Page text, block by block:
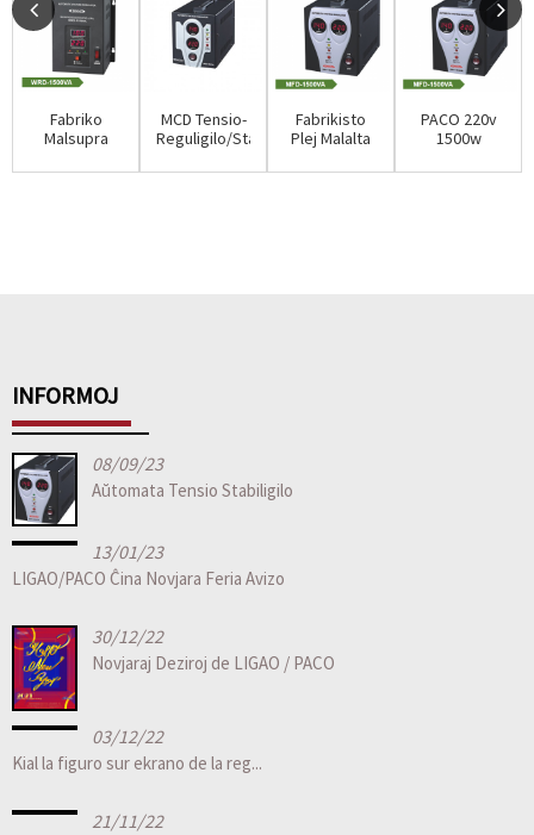
Fabriko
Malsupra
Mingch Tsd
MCD Tensio-
Reguligilo/Stabiligilo
1500w ...
Fabrikisto
Plej Malalta
220v 1500w
PACO 220v
1500w
Tensio-
INFORMOJ
08/09/23
Aŭtomata Tensio Stabiligilo
13/01/23
LIGAO/PACO Ĉina Novjara Feria Avizo
30/12/22
Novjaraj Deziroj de LIGAO / PACO
03/12/22
Kial la figuro sur ekrano de la reg...
21/11/22